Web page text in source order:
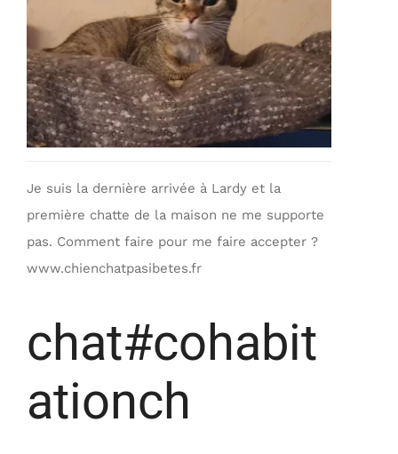
Je suis la dernière arrivée à Lardy et la
première chatte de la maison ne me supporte
pas. Comment faire pour me faire accepter ?
www.chienchatpasibetes.fr
chat#cohabit
ationch